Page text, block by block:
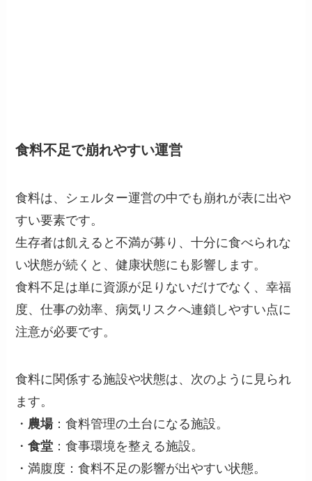
食料不足で崩れやすい運営
食料は、シェルター運営の中でも崩れが表に出や
すい要素です。
生存者は飢えると不満が募り、十分に食べられな
い状態が続くと、健康状態にも影響します。
食料不足は単に資源が足りないだけでなく、幸福
度、仕事の効率、病気リスクへ連鎖しやすい点に
注意が必要です。
食料に関係する施設や状態は、次のように見られ
ます。
・ 農場：食料管理の土台になる施設。
・食堂 ：食事環境を整える施設。
・満腹度：食料不足の影響が出やすい状態。